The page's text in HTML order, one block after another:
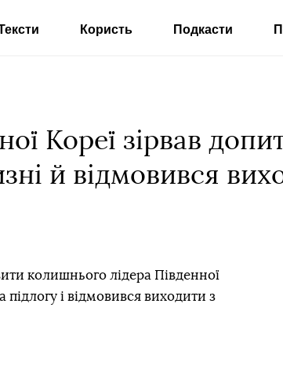
Користь Подкасти
Кореї зірвав
й відмовився
колишнього лідера Південної
і відмовився виходити з